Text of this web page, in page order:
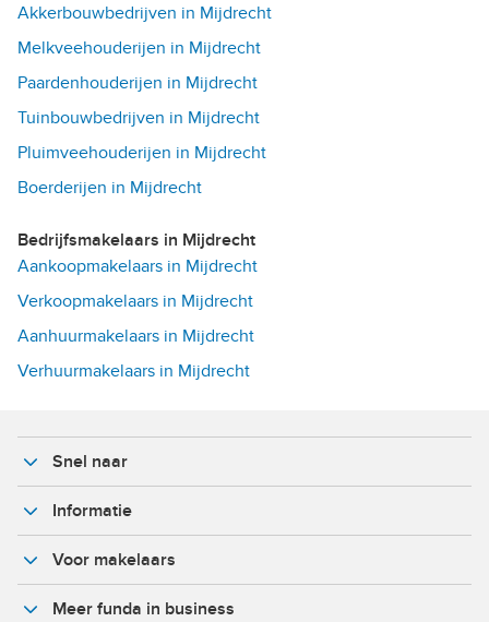
Akkerbouwbedrijven in Mijdrecht
Melkveehouderijen in Mijdrecht
Paardenhouderijen in Mijdrecht
Tuinbouwbedrijven in Mijdrecht
Pluimveehouderijen in Mijdrecht
Boerderijen in Mijdrecht
Bedrijfsmakelaars in Mijdrecht
Aankoopmakelaars in Mijdrecht
Verkoopmakelaars in Mijdrecht
Aanhuurmakelaars in Mijdrecht
Verhuurmakelaars in Mijdrecht
Snel naar
Informatie
Voor makelaars
Meer funda in business